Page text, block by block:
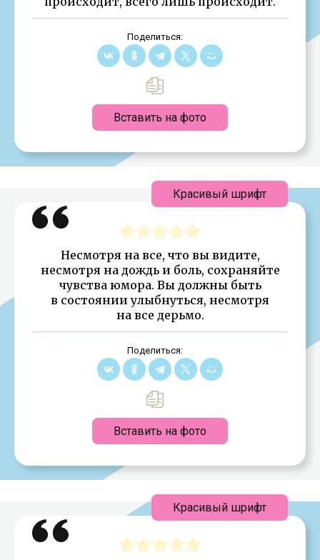
Поделиться:
Вставить на фото
Несмотря на все, что вы видите,
несмотря на дождь и боль, сохраняйте
чувства юмора. Вы должны быть
в состоянии улыбнуться, несмотря
на все дерьмо.
Поделиться:
Вставить на фото
Красивый шрифт
Красивый шрифт